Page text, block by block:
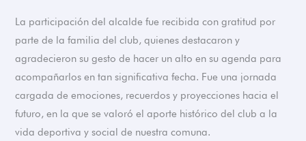
La participación del alcalde fue recibida con gratitud por
parte de la familia del club, quienes destacaron y
agradecieron su gesto de hacer un alto en su agenda para
acompañarlos en tan significativa fecha. Fue una jornada
cargada de emociones, recuerdos y proyecciones hacia el
futuro, en la que se valoró el aporte histórico del club a la
vida deportiva y social de nuestra comuna.